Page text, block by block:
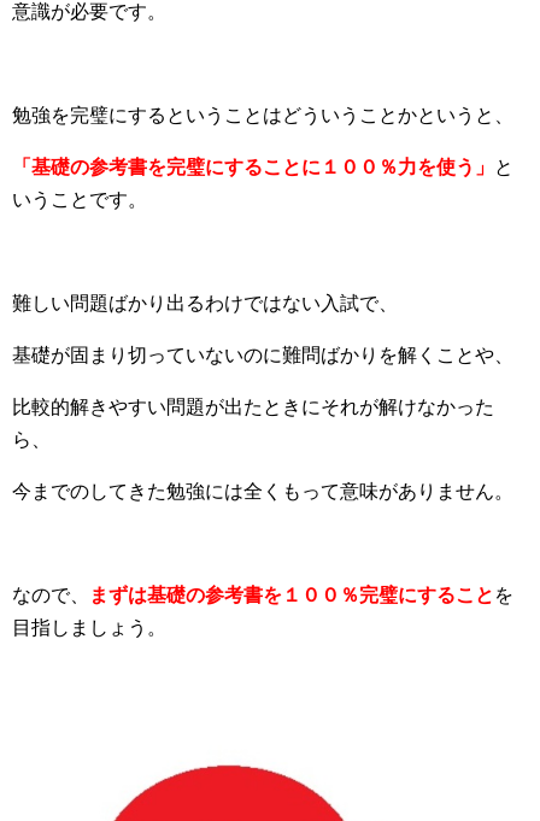
意識が必要です。
勉強を完璧にするということはどういうことかというと、
「基礎の参考書を完璧にすることに１００％力を使う」 と
いうことです。
難しい問題ばかり出るわけではない入試で、
基礎が固まり切っていないのに難問ばかりを解くことや、
比較的解きやすい問題が出たときにそれが解けなかった
ら、
今までのしてきた勉強には全くもって意味がありません。
なので、 まずは基礎の参考書を１００％完璧にすること を
目指しましょう。